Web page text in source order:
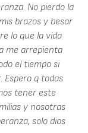
No pierdo la
brazos y besar
lo que la vida
me arrepienta
el tiempo si
Espero q todas
tener este
y nosotras
solo dios